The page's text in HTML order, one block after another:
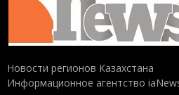
Новости регионов Казахстана
Информационное агентство